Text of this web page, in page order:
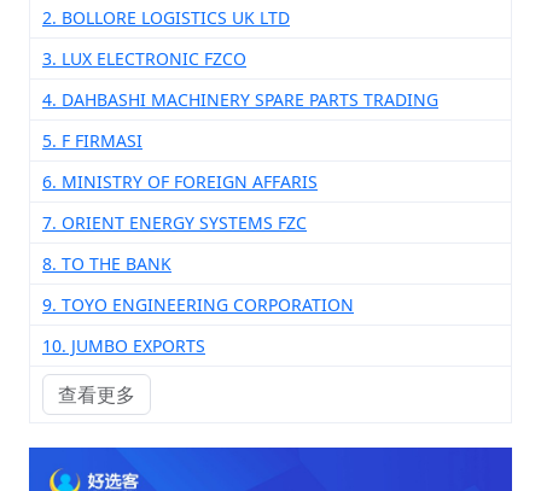
2. BOLLORE LOGISTICS UK LTD
3. LUX ELECTRONIC FZCO
4. DAHBASHI MACHINERY SPARE PARTS TRADING
5. F FIRMASI
6. MINISTRY OF FOREIGN AFFARIS
7. ORIENT ENERGY SYSTEMS FZC
8. TO THE BANK
9. TOYO ENGINEERING CORPORATION
10. JUMBO EXPORTS
查看更多